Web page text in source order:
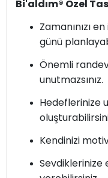
Bi'aldım® Özel
Zamanınızı
günü
Önemli
unutmazsınız.
Hedeflerinize
Kendinizi
Sevdiklerinize